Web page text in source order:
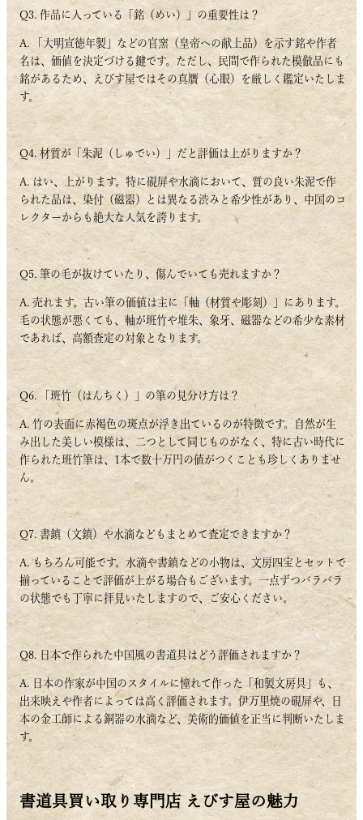
Q3. 作品に入っている「銘（めい）」の重要性は？
A. 「大明宣徳年製」などの官窯（皇帝への献上品）を示す銘や作者
名は、価値を決定づける鍵です。ただし、民間で作られた模倣品にも
銘があるため、えびす屋ではその真贋（心眼）を厳しく鑑定いたしま
す。
Q4. 材質が「朱泥（しゅでい）」だと評価は上がりますか？
A. はい、上がります。特に硯屏や水滴において、質の良い朱泥で作
られた品は、染付（磁器）とは異なる渋みと希少性があり、中国のコ
レクターからも絶大な人気を誇ります。
Q5. 筆の毛が抜けていたり、傷んでいても売れますか？
A. 売れます。古い筆の価値は主に「軸（材質や彫刻）」にあります。
毛の状態が悪くても、軸が班竹や堆朱、象牙、磁器などの希少な素材
であれば、高額査定の対象となります。
Q6. 「班竹（はんちく）」の筆の見分け方は？
A. 竹の表面に赤褐色の斑点が浮き出ているのが特徴です。自然が生
み出した美しい模様は、二つとして同じものがなく、特に古い時代に
作られた班竹筆は、1本で数十万円の値がつくことも珍しくありませ
ん。
Q7. 書鎮（文鎮）や水滴などもまとめて査定できますか？
A. もちろん可能です。水滴や書鎮などの小物は、文房四宝とセットで
揃っていることで評価が上がる場合もございます。一点ずつバラバラ
の状態でも丁寧に拝見いたしますので、ご安心ください。
Q8. 日本で作られた中国風の書道具はどう評価されますか？
A. 日本の作家が中国のスタイルに憧れて作った「和製文房具」も、
出来映えや作者によっては高く評価されます。伊万里焼の硯屏や、日
本の金工師による銅器の水滴など、美術的価値を正当に判断いたしま
す。
書道具買い取り専門店 えびす屋の魅力